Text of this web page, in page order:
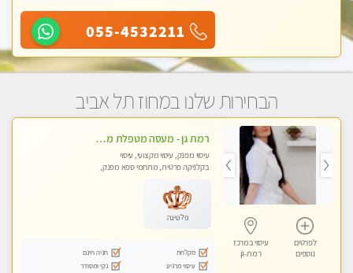
055-4532211
הבחירות שלנו במחוז תל אביב
לפרטים
נוספים
עיסוי במרכז
רמת-גן
רמת גן - מעסה מטפלת מקצוענית ידי זהב VIP! פרטי! ​​​​​​ Highly recommended
עיסוי מפנק, עיסוי מקצועי, עיסוי
בקלניקה פרטית, מתחמי ספא מפנק,
פלטינה
מקלחת
חניה חינם
עיסוי מרגיע
נקי ומסודר